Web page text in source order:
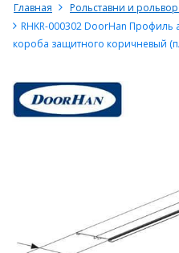
Главная Рольставни и
RHKR-000302 DoorHan Профиль
короба защитного коричневый